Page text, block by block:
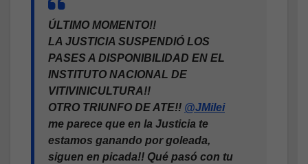
ÚLTIMO MOMENTO!!
LA JUSTICIA SUSPENDIÓ LOS
PASES A DISPONIBILIDAD EN EL
INSTITUTO NACIONAL DE
VITIVINICULTURA!!
OTRO TRIUNFO DE ATE!! @JMilei
me parece que en la Justicia te
estamos ganando por goleada,
siguen en picada!! Qué pasó con tu